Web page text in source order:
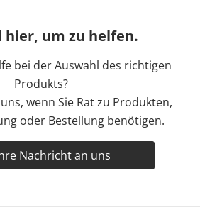
hier, um zu helfen.
bei der Auswahl des richtigen
Produkts?
wenn Sie Rat zu Produkten,
oder Bestellung benötigen.
Nachricht an uns